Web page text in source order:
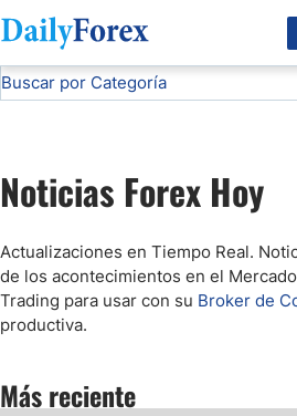
Divulgación del Anunciante
Buscar por Categoría
Comunicado de Prensa
Forex Figures
Webinars
Noticias Forex Hoy
Actualizaciones en Tiempo Real.
de los acontecimientos en el
Trading para usar con su Broker de
productiva.
Más reciente